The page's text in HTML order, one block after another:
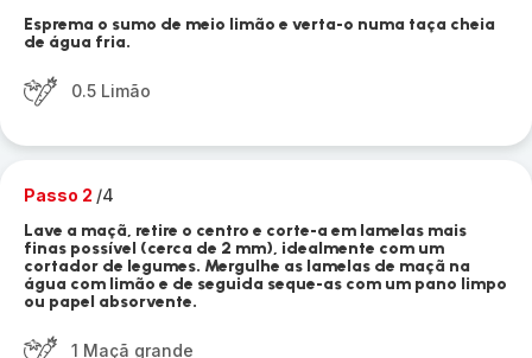
Esprema o sumo de meio limão e verta-o numa taça cheia
de água fria.
0.5 Limão
Passo 2 /4
Lave a maçã, retire o centro e corte-a em lamelas mais
finas possível (cerca de 2 mm), idealmente com um
cortador de legumes. Mergulhe as lamelas de maçã na
água com limão e de seguida seque-as com um pano limpo
ou papel absorvente.
1 Maçã grande